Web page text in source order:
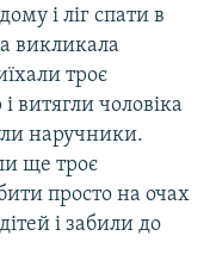
і ліг спати в
викликала
троє
витягли чоловіка
наручники.
ще троє
просто на очах
і забили до